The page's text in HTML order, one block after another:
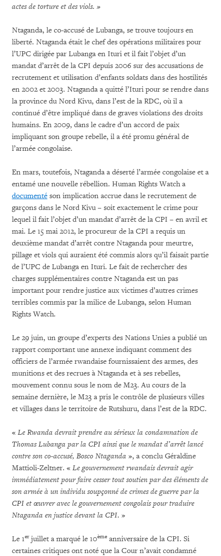
actes de torture et des viols. »
Ntaganda, le co-accusé de Lubanga, se trouve toujours en
liberté. Ntaganda était le chef des opérations militaires pour
l’UPC dirigée par Lubanga en Ituri et il fait l’objet d’un
mandat d’arrêt de la CPI depuis 2006 sur des accusations de
recrutement et utilisation d’enfants soldats dans des hostilités
en 2002 et 2003. Ntaganda a quitté l’Ituri pour se rendre dans
la province du Nord Kivu, dans l’est de la RDC, où il a
continué d’être impliqué dans de graves violations des droits
humains. En 2009, dans le cadre d’un accord de paix
impliquant son groupe rebelle, il a été promu général de
l’armée congolaise.
En mars, toutefois, Ntaganda a déserté l’armée congolaise et a
entamé une nouvelle rébellion. Human Rights Watch a
documenté son implication accrue dans le recrutement de
garçons dans le Nord Kivu – soit exactement le crime pour
lequel il fait l’objet d’un mandat d’arrêt de la CPI – en avril et
mai. Le 15 mai 2012, le procureur de la CPI a requis un
deuxième mandat d’arrêt contre Ntaganda pour meurtre,
pillage et viols qui auraient été commis alors qu’il faisait partie
de l’UPC de Lubanga en Ituri. Le fait de rechercher des
charges supplémentaires contre Ntaganda est un pas
important pour rendre justice aux victimes d’autres crimes
terribles commis par la milice de Lubanga, selon Human
Rights Watch.
Le 29 juin, un groupe d’experts des Nations Unies a publié un
rapport comportant une annexe indiquant comment des
officiers de l’armée rwandaise fournissaient des armes, des
munitions et des recrues à Ntaganda et à ses rebelles,
mouvement connu sous le nom de M23. Au cours de la
semaine dernière, le M23 a pris le contrôle de plusieurs villes
et villages dans le territoire de Rutshuru, dans l’est de la RDC.
« Le Rwanda devrait prendre au sérieux la condamnation de
Thomas Lubanga par la CPI ainsi que le mandat d’arrêt lancé
contre son co-accusé, Bosco Ntaganda », a conclu Géraldine
Mattioli-Zeltner. « Le gouvernement rwandais devrait agir
immédiatement pour faire cesser tout soutien par des éléments de
son armée à un individu soupçonné de crimes de guerre par la
CPI et œuvrer avec le gouvernement congolais pour traduire
Ntaganda en justice devant la CPI. »
Le 1erjuillet a marqué le 10ème anniversaire de la CPI. Si
certaines critiques ont noté que la Cour n’avait condamné